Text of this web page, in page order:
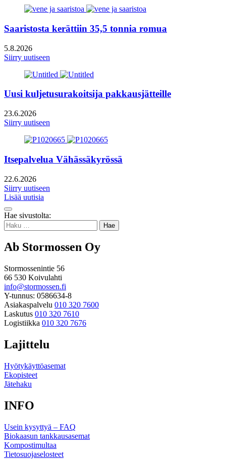
Saaristosta kerättiin 35,5 tonnia romua
5.8.2026
Siirry uutiseen
Uusi kuljetusurakoitsija pakkausjätteille
23.6.2026
Siirry uutiseen
Itsepalvelua Vähässäkyrössä
22.6.2026
Siirry uutiseen
Lisää uutisia
Takaisin
ylös
Hae sivustolta:
Haku:
Ab Stormossen Oy
Stormossenintie 56
66 530 Koivulahti
info@stormossen.fi
Y-tunnus: 0586634-8
Asiakaspalvelu 010 320 7600
Laskutus 010 320 7610
Logistiikka 010 320 7676
Lajittelu
Hyötykäyttöasemat
Ekopisteet
Jätehaku
INFO
Usein kysyttyä – FAQ
Biokaasun tankkausasemat
Kompostimultaa
Tietosuojaselosteet